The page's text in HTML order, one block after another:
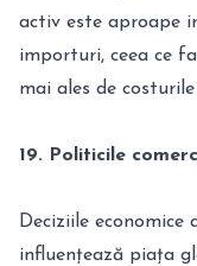
activ este aproape
importuri, ceea ce
mai ales de
19. Politicile
Deciziile economice
influențează piața